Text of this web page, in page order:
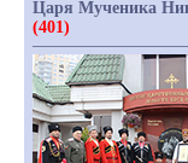
Царя Мученика
(401)